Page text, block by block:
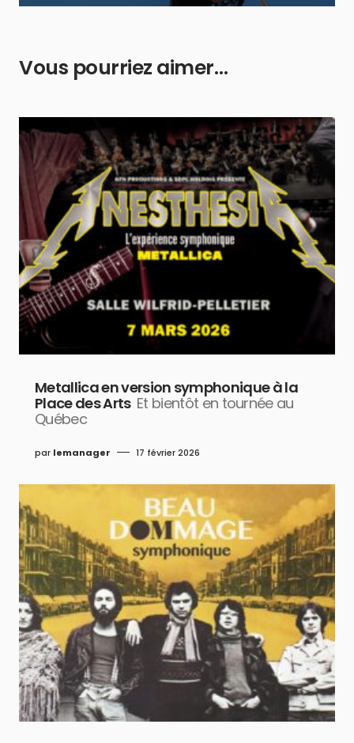
Vous pourriez aimer…
Metallica en version symphonique à la
Place des Arts Et bientôt en tournée au
Québec
par lemanager 17 février 2026